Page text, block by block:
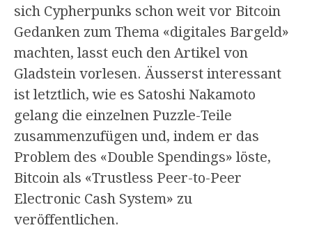
sich Cypherpunks schon weit vor Bitcoin
Gedanken zum Thema «digitales Bargeld»
machten, lasst euch den Artikel von
Gladstein vorlesen. Äusserst interessant
ist letztlich, wie es Satoshi Nakamoto
gelang die einzelnen Puzzle-Teile
zusammenzufügen und, indem er das
Problem des «Double Spendings» löste,
Bitcoin als «Trustless Peer-to-Peer
Electronic Cash System» zu
veröffentlichen.